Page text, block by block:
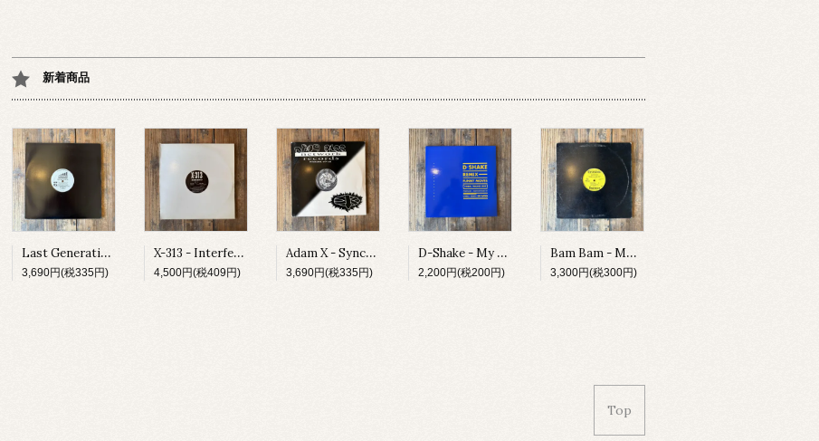
新着商品
Last Generation - Spiritual Influence E.P.
3,690円(税335円)
X-313 - Interferon EP
4,500円(税409円)
Adam X - Sync Jacks Trax
3,690円(税335円)
D-Shake - My Heart The Beat / Funny Moves
2,200円(税200円)
Bam Bam - Make U Scream
3,300円(税300円)
Top